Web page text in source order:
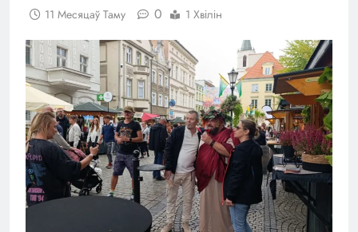
11 Месяцаў Таму 0 1 Хвілін